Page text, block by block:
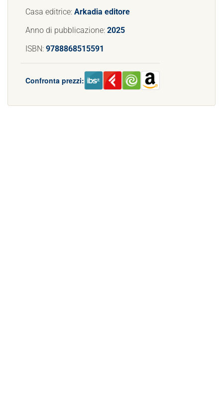
Casa editrice: Arkadia editore
Anno di pubblicazione: 2025
ISBN: 9788868515591
Confronta prezzi: